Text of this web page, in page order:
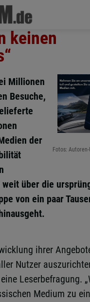
keinen
Fotos:
Millionen
Besuche,
der
weit über die
von ein paar
ihrer
Nutzer
Leserbefragung.
Medium zu